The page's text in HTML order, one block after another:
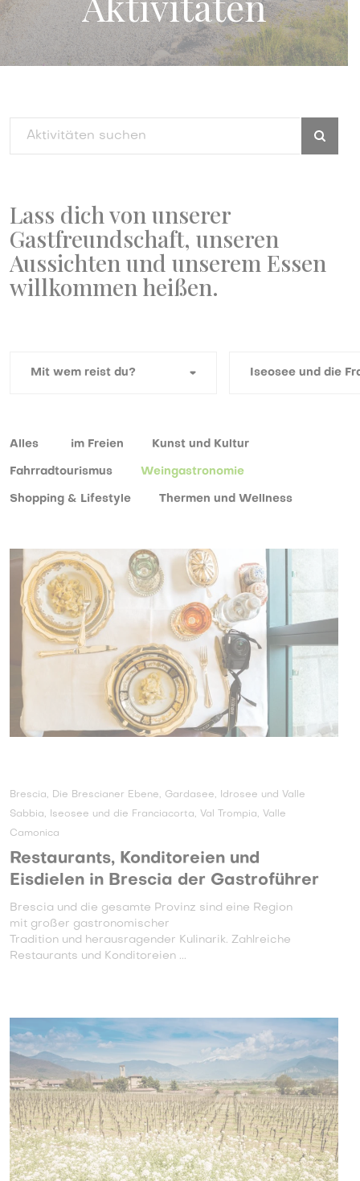
Lass dich von unserer
Gastfreundschaft, unseren
Aussichten und unserem Essen
willkommen heißen.
Alles im Freien Kunst und Kultur
Fahrradtourismus Weingastronomie
Shopping & Lifestyle Thermen und Wellness
Brescia, Die Brescianer Ebene, Gardasee, Idrosee und Valle
Sabbia, Iseosee und die Franciacorta, Val Trompia, Valle
Camonica
Restaurants, Konditoreien und
Eisdielen in Brescia der Gastroführer
Brescia und die gesamte Provinz sind eine Region
mit großer gastronomischer
Tradition und herausragender Kulinarik. Zahlreiche
Restaurants und Konditoreien ...